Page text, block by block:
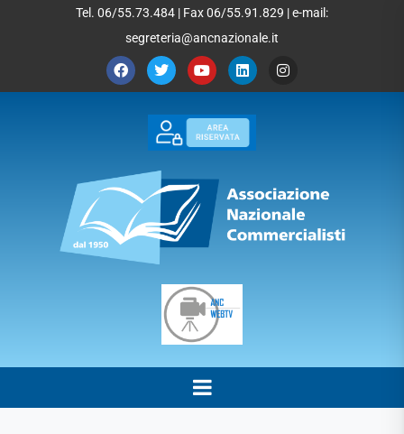
Tel. 06/55.73.484 | Fax 06/55.91.829 | e-mail:
segreteria@ancnazionale.it